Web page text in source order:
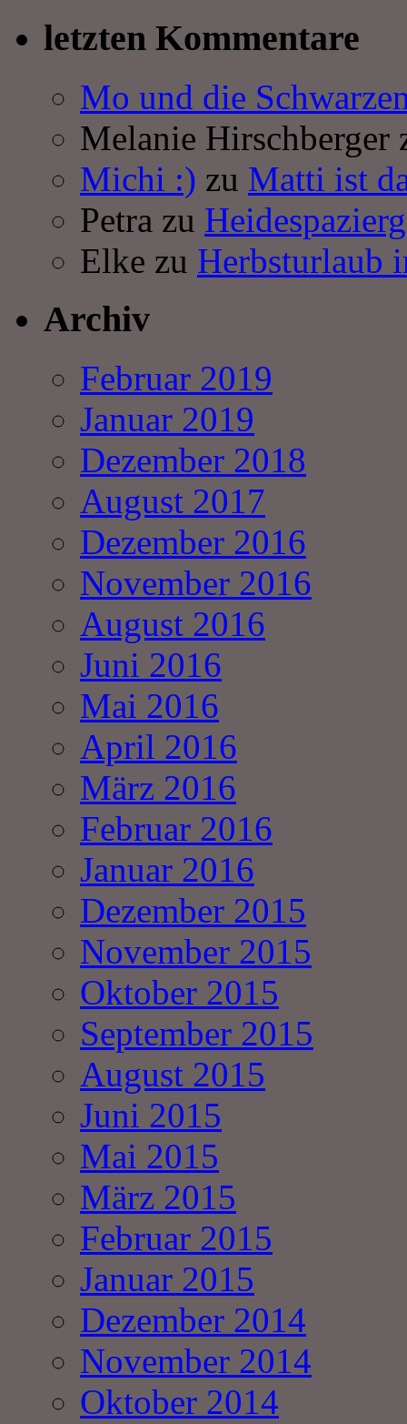
letzten Kommentare
Mo und die
Melanie Hirschberger
Michi :) zu Matti ist
Petra zu
Elke zu Herbsturlaub
Archiv
Februar 2019
Januar 2019
Dezember 2018
August 2017
Dezember 2016
November 2016
August 2016
Juni 2016
Mai 2016
April 2016
März 2016
Februar 2016
Januar 2016
Dezember 2015
November 2015
Oktober 2015
September 2015
August 2015
Juni 2015
Mai 2015
März 2015
Februar 2015
Januar 2015
Dezember 2014
November 2014
Oktober 2014